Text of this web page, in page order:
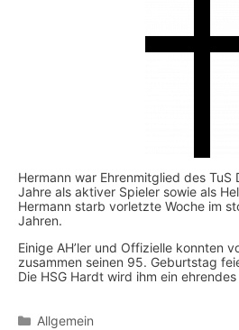
Hermann war Ehrenmitglied des TuS
Jahre als aktiver Spieler sowie als
Hermann starb vorletzte Woche im
Jahren.
Einige AH’ler und Offizielle konnten
zusammen seinen 95. Geburtstag
Die HSG Hardt wird ihm ein
Kategorien
Allgemein